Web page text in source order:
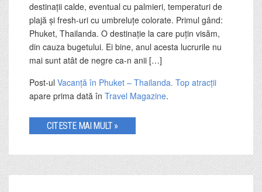
destinații calde, eventual cu palmieri, temperaturi de
plajă și fresh-uri cu umbreluțe colorate. Primul gând:
Phuket, Thailanda. O destinație la care puțin visăm,
din cauza bugetului. Ei bine, anul acesta lucrurile nu
mai sunt atât de negre ca-n anii […]
Post-ul Vacanță în Phuket – Thailanda. Top atracții
apare prima dată în Travel Magazine.
CITESTE MAI MULT »